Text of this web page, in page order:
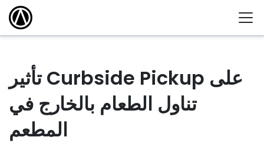
تأثير Curbside Pickup على
تناول الطعام بالخارج في
المطعم